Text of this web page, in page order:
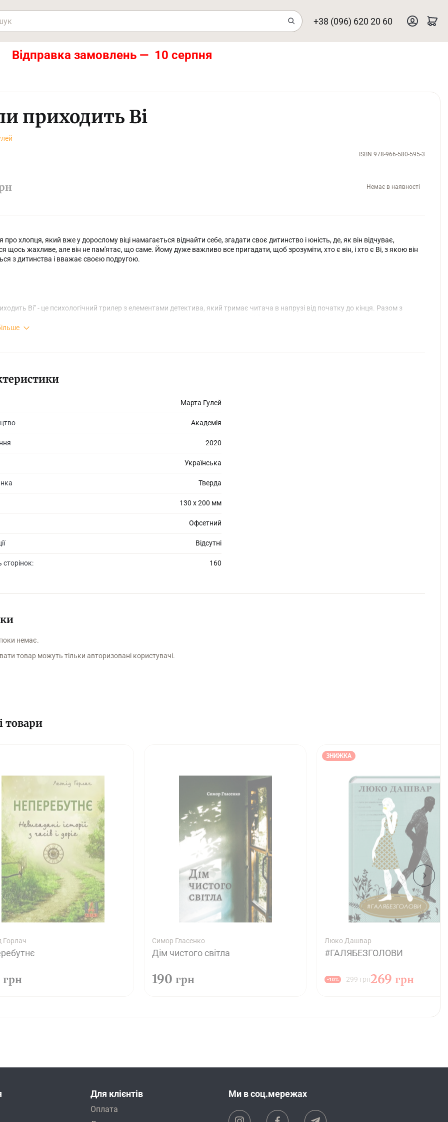
+38 (096) 620 20 60
Відправка замовлень — 10 серпня
приходить Ві
ISBN 978-966-580-595-3
Немає в наявності
про хлопця, який вже у дорослому віці намагається віднайти себе, згадати своє дитинство і юність, де, як він відчуває,
щось жахливе, але він не пам'ятає, що саме. Йому дуже важливо все пригадати, щоб зрозуміти, хто є він, і хто є Ві, з якою він
з дитинства і вважає своєю подругою.
Ві" - це психологічний трилер з елементами детектива, який тримає читача в напрузі від початку до кінця. Разом з
і сімнадцятирічному віці, - саме тоді у житті головного героя сталися переламні моменти.
важка і сумна. Вона піднімає кілька дуже важливих тем, таких як насильство в сім'ї, булінг, знущання, не бажання батьків
своїх дітей, психічні хвороби і розлади.
Марта Гулей
Академія
2020
Українська
Тверда
130 х 200 мм
Офсетний
Відсутні
сторінок: 160
поки немає.
товар можуть тільки авторизовані користувачі.
товари
Горлач
грн
Симор Гласенко
Дім чистого світла
190 грн
ЗНИЖКА
Люко Дашвар
#ГАЛЯБЕЗГОЛОВИ
299 грн
-10% 269 грн
Для клієнтів
Оплата
Ми в соц.мережах